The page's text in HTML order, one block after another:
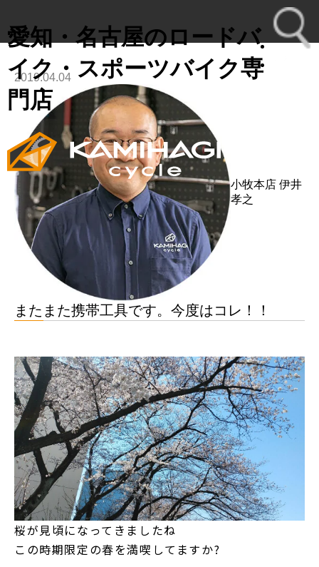
愛知・名古屋のロードバ
イク・スポーツバイク専
門店
2019.04.04
小牧本店伊井
孝之
またまた携帯工具です。今度はコレ！！
桜が見頃になってきましたね
この時期限定の春を満喫してますか?